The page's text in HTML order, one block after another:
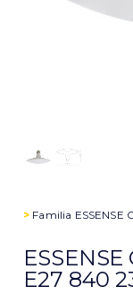
> Familia ESSENSE
E27 840